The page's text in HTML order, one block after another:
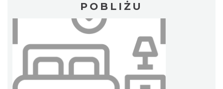
POBLIŻU